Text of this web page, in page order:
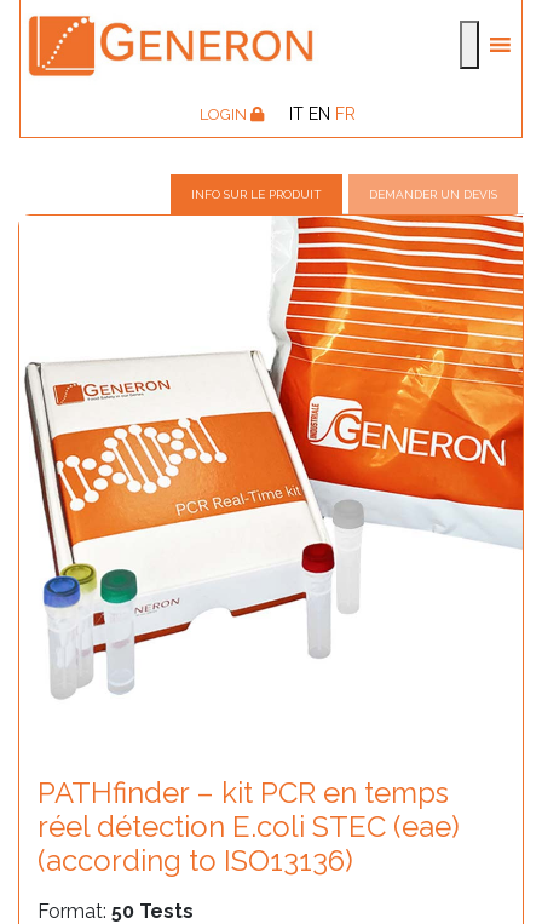
LOGIN IT EN FR
INFO SUR LE PRODUIT DEMANDER UN DEVIS
PATHfinder – kit PCR en temps
réel détection E.coli STEC (eae)
(according to ISO13136)
Format: 50 Tests